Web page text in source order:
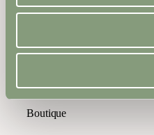
Carrière
Blogue
Boutique